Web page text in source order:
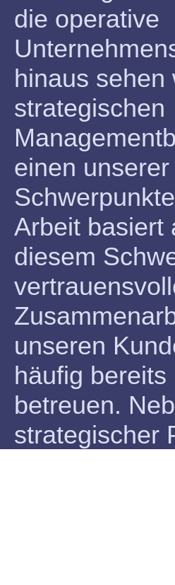
die operative
hinaus sehen
strategischen
einen unserer
Arbeit basiert
diesem
unseren
häufig
betreuen.
strategischer